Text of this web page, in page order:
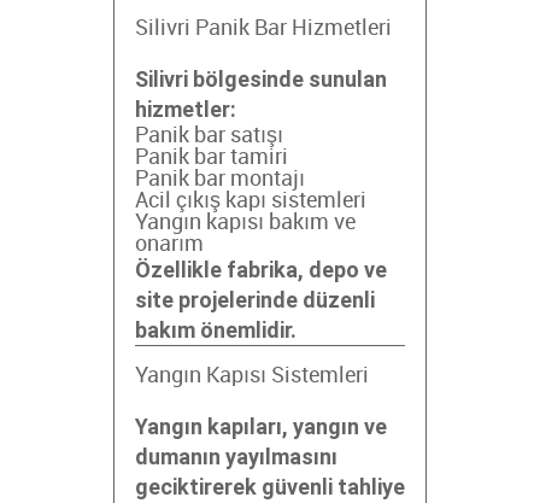
Silivri Panik Bar Hizmetleri
Silivri bölgesinde sunulan
hizmetler:
Panik bar satışı
Panik bar tamiri
Panik bar montajı
Acil çıkış kapı sistemleri
Yangın kapısı bakım ve
onarım
Özellikle fabrika, depo ve
site projelerinde düzenli
bakım önemlidir.
Yangın Kapısı Sistemleri
Yangın kapıları, yangın ve
dumanın yayılmasını
geciktirerek güvenli tahliye